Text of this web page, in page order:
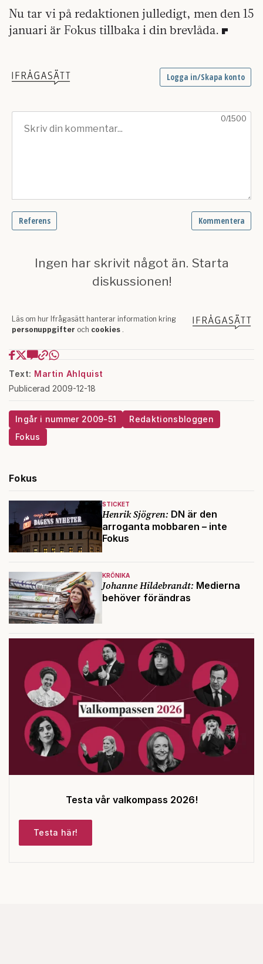
Nu tar vi på redaktionen julledigt, men den 15
januari är Fokus tillbaka i din brevlåda.
Text: Martin Ahlquist
Publicerad 2009-12-18
Ingår i nummer 2009-51
Redaktionsbloggen
Fokus
Fokus
STICKET
Henrik Sjögren: DN är den
arroganta mobbaren – inte
Fokus
KRÖNIKA
Johanne Hildebrandt: Medierna
behöver förändras
Testa vår valkompass 2026!
Testa här!